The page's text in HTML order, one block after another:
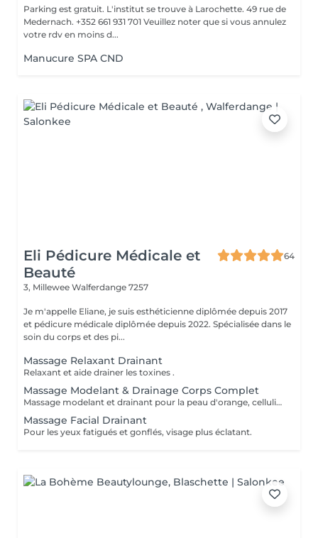
Parking est gratuit. L'institut se trouve à Larochette. 49 rue de
Medernach. +352 661 931 701 Veuillez noter que si vous annulez
votre rdv en moins d...
Manucure SPA CND
Eli Pédicure Médicale et
Beauté
64
3, Millewee Walferdange 7257
Je m'appelle Eliane, je suis esthéticienne diplômée depuis 2017
et pédicure médicale diplômée depuis 2022. Spécialisée dans le
soin du corps et des pi...
Massage Relaxant Drainant
Relaxant et aide drainer les toxines .
Massage Modelant & Drainage Corps Complet
Massage modelant et drainant pour la peau d'orange, cellulite aqueuse et raffermissante. Aide drainer la lymphe, toxines du corps et rétention d'eau.
Massage Facial Drainant
Pour les yeux fatigués et gonflés, visage plus éclatant.